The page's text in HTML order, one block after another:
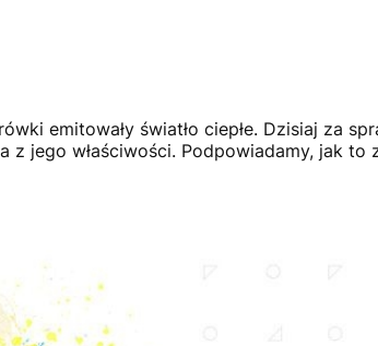
emitowały światło ciepłe. Dzisiaj za
z jego właściwości. Podpowiadamy, jak to